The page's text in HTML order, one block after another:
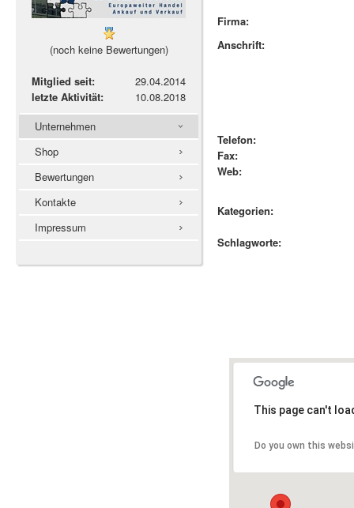
(noch keine Bewertungen)
Mitglied seit:
29.04.2014
letzte Aktivität:
10.08.2018
Unternehmen
Shop
Bewertungen
Kontakte
Impressum
Firma:
Anschrift:
Telefon:
Fax:
Web:
Kategorien:
Schlagworte:
This page can't
Do you own this